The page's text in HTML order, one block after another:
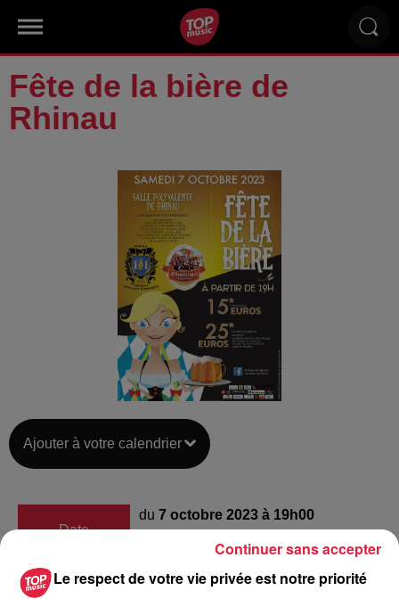
Fête de la bière de
Rhinau
Ajouter à votre calendrier
Date
du 7 octobre 2023 à 19h00
7 octobre 2023 à 23h59
Le respect de votre vie privée est notre priorité
Continuer sans accepter